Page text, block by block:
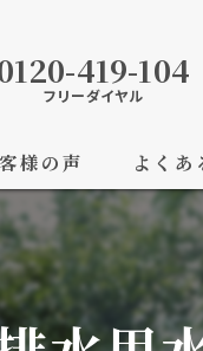
419-104
フリーダイヤル
様の声 よくあ